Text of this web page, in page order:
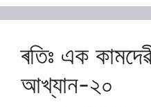
ৰতিঃ এক
আখ্যান-২০